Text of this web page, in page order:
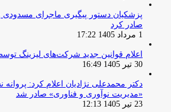
صادر کرد
1 مرداد 1405 17:22
اعلام قوانین جدید شرکت‌های لیزینگ
30 تیر 1405 16:49
دکتر محمدعلی نژادیان اعلام کرد:
«مدیریت نوآوری و فناوری» صادر شد
23 تیر 1405 12:13